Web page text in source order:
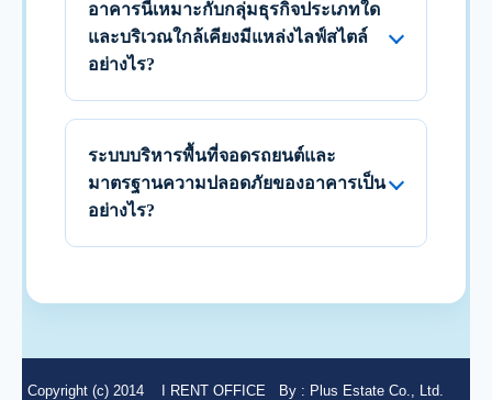
อาคารนี้เหมาะกับกลุ่มธุรกิจประเภทใด
และบริเวณใกล้เคียงมีแหล่งไลฟ์สไตล์
อย่างไร?
ระบบบริหารพื้นที่จอดรถยนต์และ
มาตรฐานความปลอดภัยของอาคารเป็น
อย่างไร?
Copyright (c) 2014 I RENT OFFICE By : Plus Estate Co., Ltd.